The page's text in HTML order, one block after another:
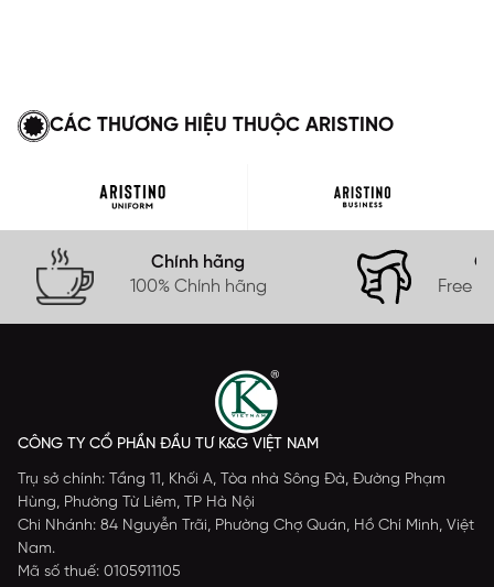
CÁC THƯƠNG HIỆU THUỘC ARISTINO
Chính hãng
100% Chính hãng
Free
CÔNG TY CỔ PHẦN ĐẦU TƯ K&G VIỆT NAM
Trụ sở chính: Tầng 11, Khối A, Tòa nhà Sông Đà, Đường Phạm
Hùng, Phường Từ Liêm, TP Hà Nội
Chi Nhánh: 84 Nguyễn Trãi, Phường Chợ Quán, Hồ Chí Minh, Việt
Nam.
Mã số thuế: 0105911105